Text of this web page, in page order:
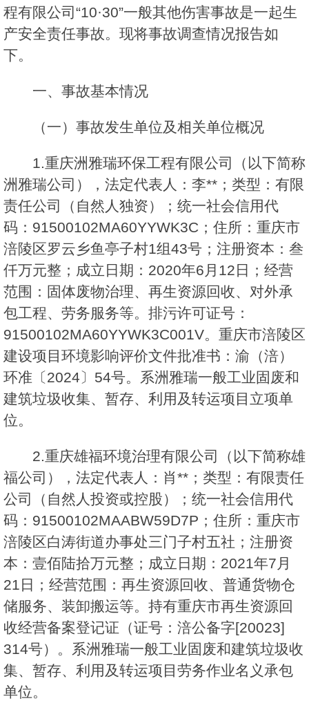
程有限公司“10·30”一般其他伤害事故是一起生
产安全责任事故。现将事故调查情况报告如
下。
一、事故基本情况
（一）事故发生单位及相关单位概况
1.重庆洲雅瑞环保工程有限公司（以下简称
洲雅瑞公司），法定代表人：李**；类型：有限
责任公司（自然人独资）；统一社会信用代
码：91500102MA60YYWK3C；住所：重庆市
涪陵区罗云乡鱼亭子村1组43号；注册资本：叁
仟万元整；成立日期：2020年6月12日；经营
范围：固体废物治理、再生资源回收、对外承
包工程、劳务服务等。排污许可证号：
91500102MA60YYWK3C001V。重庆市涪陵区
建设项目环境影响评价文件批准书：渝（涪）
环准〔2024〕54号。系洲雅瑞一般工业固废和
建筑垃圾收集、暂存、利用及转运项目立项单
位。
2.重庆雄福环境治理有限公司（以下简称雄
福公司），法定代表人：肖**；类型：有限责任
公司（自然人投资或控股）；统一社会信用代
码：91500102MAABW59D7P；住所：重庆市
涪陵区白涛街道办事处三门子村五社；注册资
本：壹佰陆拾万元整；成立日期：2021年7月
21日；经营范围：再生资源回收、普通货物仓
储服务、装卸搬运等。持有重庆市再生资源回
收经营备案登记证（证号：涪公备字[20023]
314号）。系洲雅瑞一般工业固废和建筑垃圾收
集、暂存、利用及转运项目劳务作业名义承包
单位。